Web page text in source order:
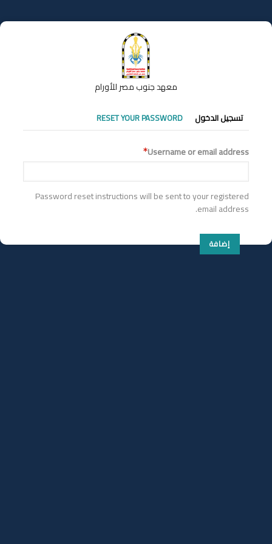
إلى
المحتوى
معهد جنوب مصر للأورام
التبويبات
الأساسية
تسجيل الدخول RESET YOUR PASSWORD
Username or email address
Password reset instructions will be sent to your registered
email address.